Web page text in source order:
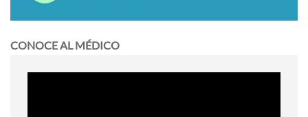
CONOCE AL MÉDICO